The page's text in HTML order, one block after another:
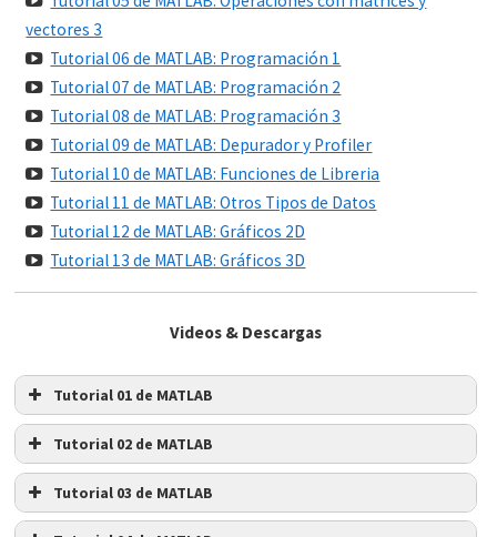
vectores 3
Tutorial 06 de MATLAB: Programación 1
Tutorial 07 de MATLAB: Programación 2
Tutorial 08 de MATLAB: Programación 3
Tutorial 09 de MATLAB: Depurador y Profiler
Tutorial 10 de MATLAB: Funciones de Libreria
Tutorial 11 de MATLAB: Otros Tipos de Datos
Tutorial 12 de MATLAB: Gráficos 2D
Tutorial 13 de MATLAB: Gráficos 3D
Videos & Descargas
Tutorial 01 de MATLAB
Tutorial 02 de MATLAB
Tutorial 03 de MATLAB